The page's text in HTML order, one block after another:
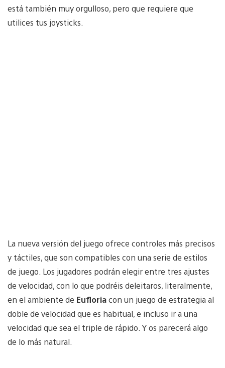
está también muy orgulloso, pero que requiere que
utilices tus joysticks.
La nueva versión del juego ofrece controles más precisos
y táctiles, que son compatibles con una serie de estilos
de juego. Los jugadores podrán elegir entre tres ajustes
de velocidad, con lo que podréis deleitaros, literalmente,
en el ambiente de Eufloriacon un juego de estrategia al
doble de velocidad que es habitual, e incluso ir a una
velocidad que sea el triple de rápido. Y os parecerá algo
de lo más natural.